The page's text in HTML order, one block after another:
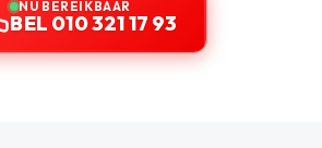
NU BEREIKBAAR
BEL 010 321 17 93